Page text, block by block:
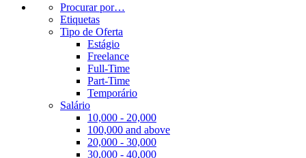
Procurar por…
Etiquetas
Tipo de Oferta
Estágio
Freelance
Full-Time
Part-Time
Temporário
Salário
10,000 - 20,000
100,000 and above
20,000 - 30,000
30,000 - 40,000